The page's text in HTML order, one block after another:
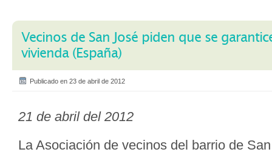
Vecinos de San José piden que se
vivienda (España)
Publicado en 23 de abril de 2012
21 de abril del 2012
La Asociación de vecinos del barrio de